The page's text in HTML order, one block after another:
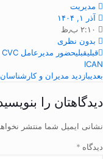
مدیریت
آذر ۱, ۱۴۰۴
۲:۱۰ ب٫ظ
بدون نظری
قبلیقبلی
ICAN
بعدیبازدید مدیران و کارشناسان R&I شرکت کروز از مجموعه ICAN
دیدگاهتان را
نشانی ایمیل شما منتشر
دیدگاه *